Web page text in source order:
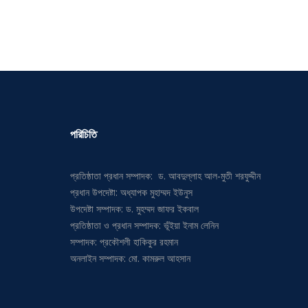
পরিচিতি
প্রতিষ্ঠাতা প্রধান সম্পাদক: ড. আবদুল্লাহ আল-মুতী শরফুদ্দীন
প্রধান উপদেষ্টা: অধ্যাপক মুহাম্মদ ইউনুস
উপদেষ্টা সম্পাদক: ড. মুহম্মদ জাফর ইকবাল
প্রতিষ্ঠাতা ও প্রধান সম্পাদক: ভূঁইয়া ইনাম লেনিন
সম্পাদক: প্রকৌশলী হাকিকুর রহমান
অনলাইন সম্পাদক: মো. কামরুল আহসান